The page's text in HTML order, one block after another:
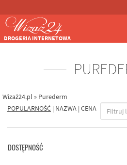
DROGERIA INTERNETOWA
Wizaż24.pl » Purederm
POPULARNOŚĆ | NAZWA | CENA
DOSTĘPNOŚĆ